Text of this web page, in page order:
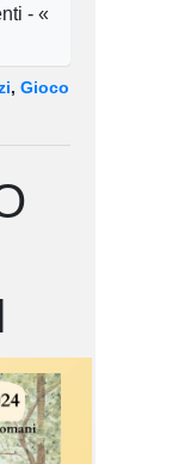
- «
, Gioco